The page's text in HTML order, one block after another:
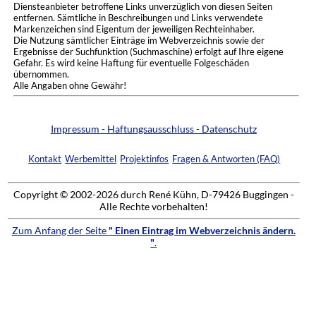
Diensteanbieter betroffene Links unverzüglich von diesen Seiten
entfernen. Sämtliche in Beschreibungen und Links verwendete
Markenzeichen sind Eigentum der jeweiligen Rechteinhaber.
Die Nutzung sämtlicher Einträge im Webverzeichnis sowie der
Ergebnisse der Suchfunktion (Suchmaschine) erfolgt auf Ihre eigene
Gefahr. Es wird keine Haftung für eventuelle Folgeschäden
übernommen.
Alle Angaben ohne Gewähr!
Impressum - Haftungsausschluss - Datenschutz
Kontakt Werbemittel Projektinfos Fragen & Antworten (FAQ)
Copyright © 2002-2026 durch René Kühn, D-79426 Buggingen -
Alle Rechte vorbehalten!
Zum Anfang der Seite " Einen Eintrag im Webverzeichnis ändern.
".